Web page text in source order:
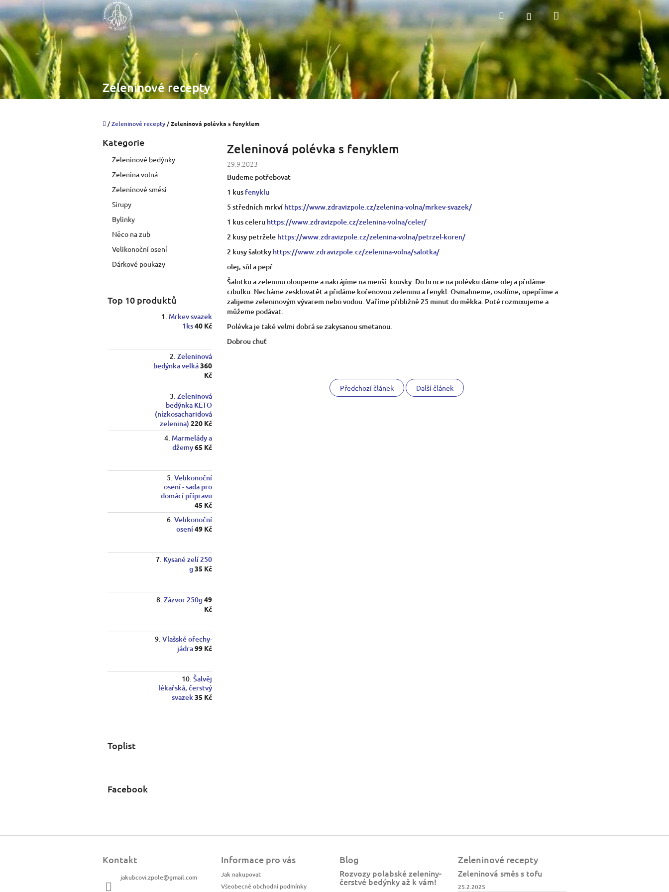
Přejít
na
obsah
HledatPřihlášeníNákupní
košík
Zeleninové recepty
Domů
/Zeleninové recepty/Zeleninová polévka s fenyklem
Přeskočit
Kategorie
Zeleninové bedýnky
Zelenina volná
Zeleninové směsi
Sirupy
Bylinky
Něco na zub
Velikonoční osení
Dárkové poukazy
Top 10 produktů
Mrkev svazek
1ks40 Kč
Zeleninová
bedýnka velká360
Kč
Zeleninová
bedýnka KETO
(nízkosacharidová
zelenina) 220 Kč
Marmelády a
džemy65 Kč
Velikonoční
osení - sada pro
domácí přípravu
45 Kč
Velikonoční
osení49 Kč
Kysané zelí 250
g35 Kč
Zázvor 250g49
Kč
Vlašské ořechy-
jádra99 Kč
Šalvěj
lékařská, čerstvý
svazek35 Kč
Toplist
Facebook
Zeleninová polévka s fenyklem
29.9.2023
Budeme potřebovat
1 kus fenyklu
5 středních mrkví https://www.zdravizpole.cz/zelenina-volna/mrkev-svazek/
1 kus celeru https://www.zdravizpole.cz/zelenina-volna/celer/
2 kusy petržele https://www.zdravizpole.cz/zelenina-volna/petrzel-koren/
2 kusy šalotky https://www.zdravizpole.cz/zelenina-volna/salotka/
olej, sůl a pepř
Šalotku a zeleninu oloupeme a nakrájíme na menší kousky. Do hrnce na polévku dáme olej a přidáme
cibulku. Necháme zesklovatět a přidáme kořenovou zeleninu a fenykl. Osmahneme, osolíme, opepříme a
zalijeme zeleninovým vývarem nebo vodou. Vaříme přibližně 25 minut do měkka. Poté rozmixujeme a
můžeme podávat.
Polévka je také velmi dobrá se zakysanou smetanou.
Dobrou chuť
Předchozí článek Další článek
Kontakt
jakubcovi.zpole@gmail.com
Informace pro vás
Jak nakupovat
Všeobecné obchodní podmínky
Blog
Rozvozy polabské zeleniny-
čerstvé bedýnky až k vám!
Zeleninové recepty
Zeleninová směs s tofu
25.2.2025